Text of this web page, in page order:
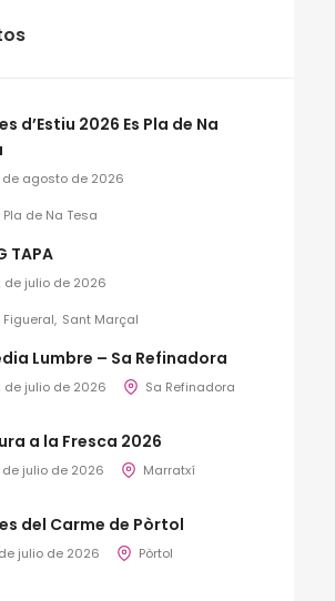
d’Estiu 2026 Es Pla de Na
de agosto de 2026
Pla de Na Tesa
TAPA
de julio de 2026
Figueral Sant Marçal
Lumbre – Sa Refinadora
de julio de 2026 Sa Refinadora
a la Fresca 2026
de julio de 2026 Marratxí
del Carme de Pòrtol
de julio de 2026 Pòrtol